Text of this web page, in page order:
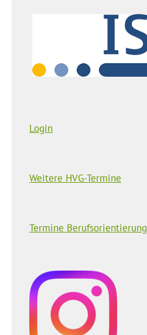
Login
Weitere HVG-Termine
Termine Berufsorientierung